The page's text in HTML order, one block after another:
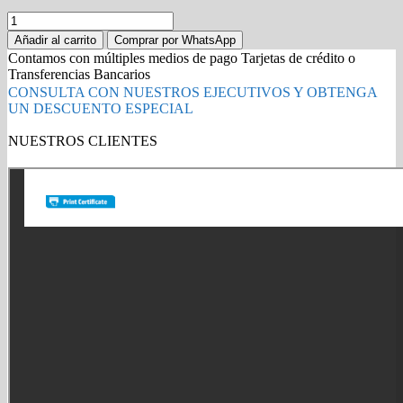
Cartucho
de
tóner
Xerox
6500/
6505
106R01602
Phaser
6500
Añadir al carrito Comprar por WhatsApp
Contamos con múltiples medios de pago Tarjetas de crédito o
Transferencias Bancarios
CONSULTA CON NUESTROS EJECUTIVOS Y OBTENGA
UN DESCUENTO ESPECIAL
NUESTROS CLIENTES